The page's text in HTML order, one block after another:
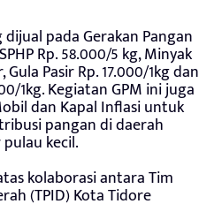
pada Gerakan Pangan
Rp. 58.000/5 kg, Minyak
Pasir Rp. 17.000/1kg dan
1kg. Kegiatan GPM ini juga
dan Kapal Inflasi untuk
pangan di daerah
kecil.
kolaborasi antara Tim
(TPID) Kota Tidore